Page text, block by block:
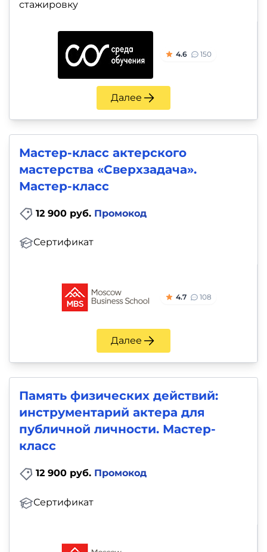
стажировку
4.6 150
Далее
Мастер-класс актерского
мастерства «Сверхзадача».
Мастер-класс
12 900 руб. Промокод
Сертификат
4.7 108
Далее
Память физических действий:
инструментарий актера для
публичной личности. Мастер-
класс
12 900 руб. Промокод
Сертификат
Красота,
здоровье,
фитнес
Психология
саморазвитие
Прочее
Репетиторы
Тесты
профориентацию